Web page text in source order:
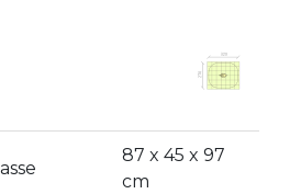
87 x 45 x 97
cm